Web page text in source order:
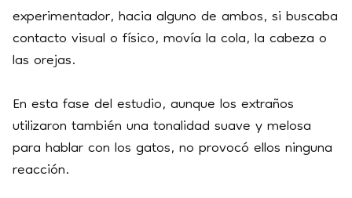
experimentador, hacia alguno de ambos, si buscaba
contacto visual o físico, movía la cola, la cabeza o
las orejas.
En esta fase del estudio, aunque los extraños
utilizaron también una tonalidad suave y melosa
para hablar con los gatos, no provocó ellos ninguna
reacción.